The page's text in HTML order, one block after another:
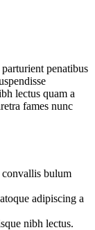
penatibus
lectus quam a
fames nunc
bulum
adipiscing a
nibh lectus.